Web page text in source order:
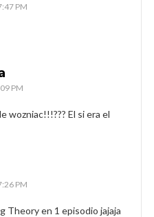
PM
PM
wozniac!!!??? El si era el
PM
Theory en 1 episodio jajaja